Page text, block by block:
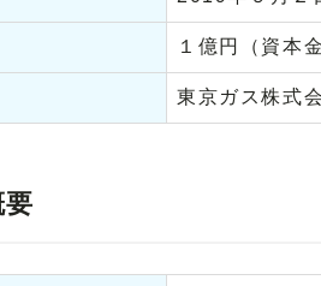
１億円（資本
東京ガス株式